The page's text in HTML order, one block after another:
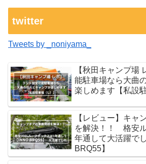
twitter
Tweets by _noniyama_
【秋田キャンプ場
能駐車場なら大曲
楽しめます【私設
【レビュー】キャ
を解決！！ 格安
年通して大活躍で
BRQ55】